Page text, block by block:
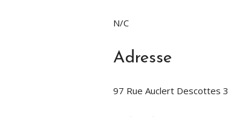
N/C
Adresse
97 Rue Auclert Descottes